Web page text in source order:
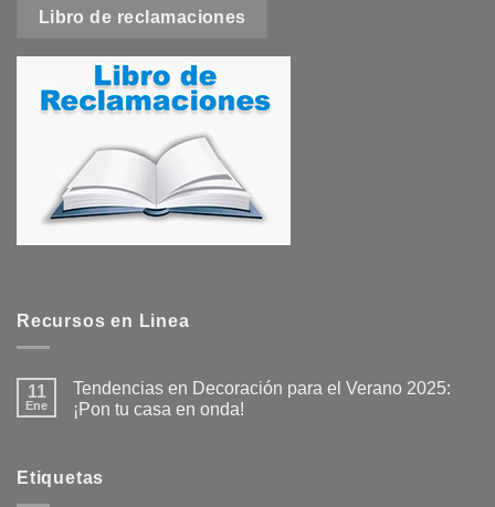
Libro de reclamaciones
Recursos en Linea
11
Ene
Tendencias en Decoración para el Verano 2025:
¡Pon tu casa en onda!
en
Tendencias
Etiquetas